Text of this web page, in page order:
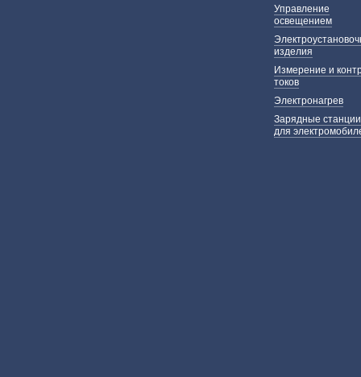
Управление
освещением
изделия
Измерение и
токов
Электронагрев
Зарядные станции
для